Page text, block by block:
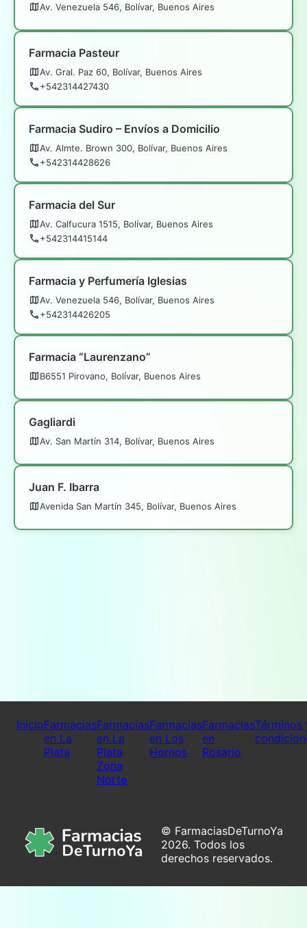
Av. Venezuela 546, Bolívar, Buenos Aires
Farmacia Pasteur
Av. Gral. Paz 60, Bolívar, Buenos Aires
+542314427430
Farmacia Sudiro – Envíos a Domicilio
Av. Almte. Brown 300, Bolívar, Buenos Aires
+542314428626
Farmacia del Sur
Av. Calfucura 1515, Bolívar, Buenos Aires
+542314415144
Farmacia y Perfumería Iglesias
Av. Venezuela 546, Bolívar, Buenos Aires
+542314426205
Farmacia “Laurenzano”
B6551 Pirovano, Bolívar, Buenos Aires
Gagliardi
Av. San Martín 314, Bolívar, Buenos Aires
Juan F. Ibarra
Avenida San Martín 345, Bolívar, Buenos Aires
InicioFarmacias
en La
Plata
Farmacias
en La
Plata
Zona
Norte
Farmacias
en Los
Hornos
Farmacias
en
Rosario
Términos
© FarmaciasDeTurnoYa
2026. Todos los
derechos reservados.